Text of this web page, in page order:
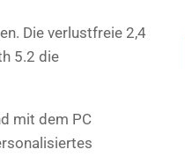
Die verlustfreie 2,4
5.2 die
mit dem PC